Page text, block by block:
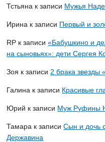
Тстьяна к записи Мужья
Ирина к записи Первый и
RP к записи«Бабушкино и
на сыновьях»: дети Сергея
Зоя к записи 2 брака звезды
Галина к записи Красивые
Юрий к записи Муж Руфины
Тамара к записиСын и дочь
Державина